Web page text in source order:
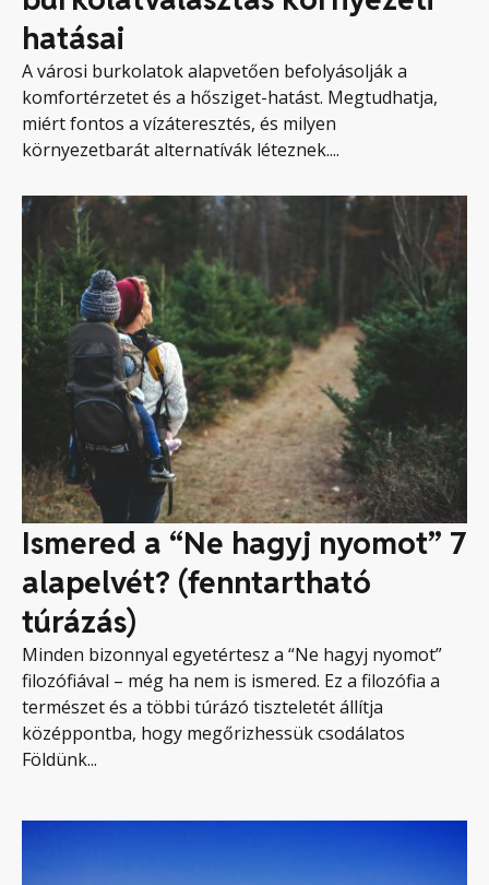
hatásai
A városi burkolatok alapvetően befolyásolják a
komfortérzetet és a hősziget-hatást. Megtudhatja,
miért fontos a vízáteresztés, és milyen
környezetbarát alternatívák léteznek....
Ismered a “Ne hagyj nyomot” 7
alapelvét? (fenntartható
túrázás)
Minden bizonnyal egyetértesz a “Ne hagyj nyomot”
filozófiával – még ha nem is ismered. Ez a filozófia a
természet és a többi túrázó tiszteletét állítja
középpontba, hogy megőrizhessük csodálatos
Földünk...